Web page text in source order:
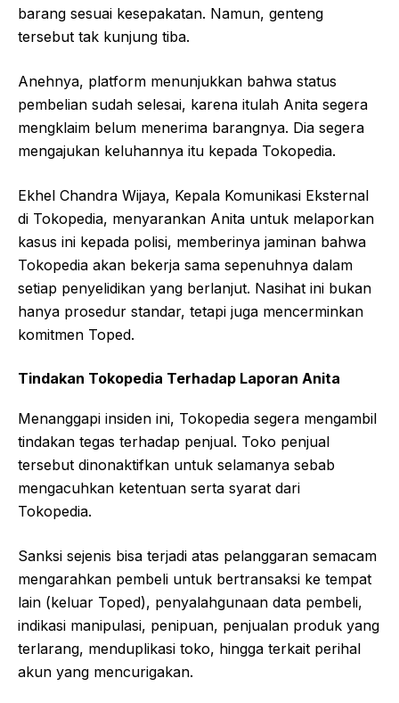
barang sesuai kesepakatan. Namun, genteng
tersebut tak kunjung tiba.
Anehnya, platform menunjukkan bahwa status
pembelian sudah selesai, karena itulah Anita segera
mengklaim belum menerima barangnya. Dia segera
mengajukan keluhannya itu kepada Tokopedia.
Ekhel Chandra Wijaya, Kepala Komunikasi Eksternal
di Tokopedia, menyarankan Anita untuk melaporkan
kasus ini kepada polisi, memberinya jaminan bahwa
Tokopedia akan bekerja sama sepenuhnya dalam
setiap penyelidikan yang berlanjut. Nasihat ini bukan
hanya prosedur standar, tetapi juga mencerminkan
komitmen Toped.
Tindakan Tokopedia Terhadap Laporan Anita
Menanggapi insiden ini, Tokopedia segera mengambil
tindakan tegas terhadap penjual. Toko penjual
tersebut dinonaktifkan untuk selamanya sebab
mengacuhkan ketentuan serta syarat dari
Tokopedia.
Sanksi sejenis bisa terjadi atas pelanggaran semacam
mengarahkan pembeli untuk bertransaksi ke tempat
lain (keluar Toped), penyalahgunaan data pembeli,
indikasi manipulasi, penipuan, penjualan produk yang
terlarang, menduplikasi toko, hingga terkait perihal
akun yang mencurigakan.